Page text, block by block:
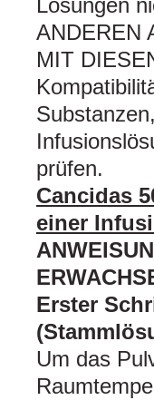
Lösungen
ANDEREN
MIT
prüfen.
Cancidas
einer
Erster
Um das